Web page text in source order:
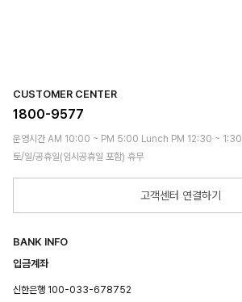
CUSTOMER CENTER
1800-9577
운영시간 AM 10:00 ~ PM 5:00 Lunch PM 12:30 ~ 1:30
토/일/공휴일(임시공휴일 포함) 휴무
고객센터 연결하기
BANK INFO
입금계좌
신한은행 100-033-678752